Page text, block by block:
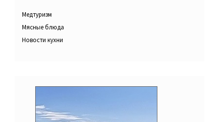
Медтуризм
Мясные блюда
Новости кухни